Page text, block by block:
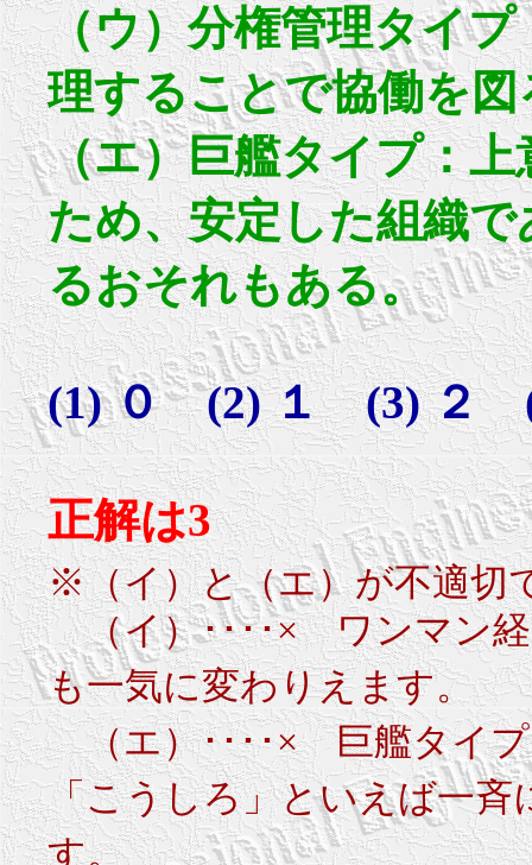
（ウ）分権管理タイ
理することで協働を図
（エ）巨艦タイプ：
ため、安定した組織
るおそれもある。
(1) ０ (2) １ (3) ２
正解は3
※（イ）と（エ）が不適切
（イ）････× ワンマン経
も一気に変わりえます。
（エ）････× 巨艦タイプ
「こうしろ」といえば一